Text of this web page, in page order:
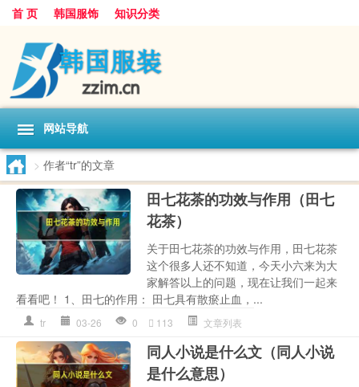
首 页 韩国服饰 知识分类
网站导航
> 作者“tr”的文章
田七花茶的功效与作用（田七
花茶）
关于田七花茶的功效与作用，田七花茶
这个很多人还不知道，今天小六来为大
家解答以上的问题，现在让我们一起来
看看吧！ 1、田七的作用： 田七具有散瘀止血，...
tr 03-26 0 113 文章列表
同人小说是什么文（同人小说
是什么意思）